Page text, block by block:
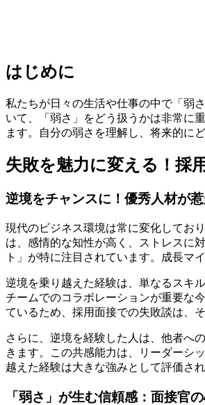
はじめに
私たちが日々の生活や仕事の中で「弱
いて、「弱さ」をどう扱うかは非常に
ます。自分の弱さを理解し、将来的に
失敗を魅力に変える！採
逆境をチャンスに！優秀人材が
現代のビジネス環境は常に変化してお
は、感情的な知性が高く、ストレスに
ト」が特に注目されています。成長マ
逆境を乗り越えた経験は、単なるスキ
チームでのコラボレーションが重要な
ているため、採用面接での失敗談は、
さらに、逆境を経験した人は、他者へ
きます。この共感能力は、リーダーシ
越えた経験は大きな強みとして評価され
「弱さ」が生む信頼感：面接官